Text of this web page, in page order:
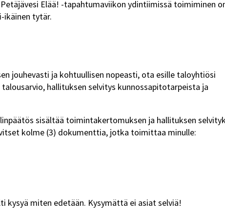
Elää! -tapahtumaviikon ydintiimissä toimiminen
ikäinen tytär.
jouhevasti ja kohtuullisen nopeasti, ota esille taloyhtiösi
hallituksen selvitys kunnossapitotarpeista ja
sisältää toimintakertomuksen ja hallituksen
kolme (3) dokumenttia, jotka toimittaa minulle:
kysyä miten edetään. Kysymättä ei asiat selviä!